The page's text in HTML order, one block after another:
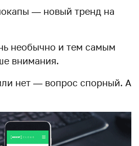
— новый тренд на
необычно и тем самым
внимания.
нет — вопрос спорный. А